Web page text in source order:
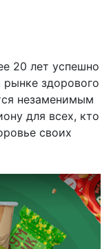
20 лет успешно
рынке здорового
незаменимым
для всех, кто
своих